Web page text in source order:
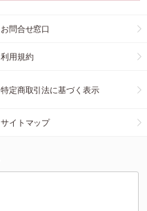
お問合せ窓口
利用規約
特定商取引法に基づく表示
サイトマップ